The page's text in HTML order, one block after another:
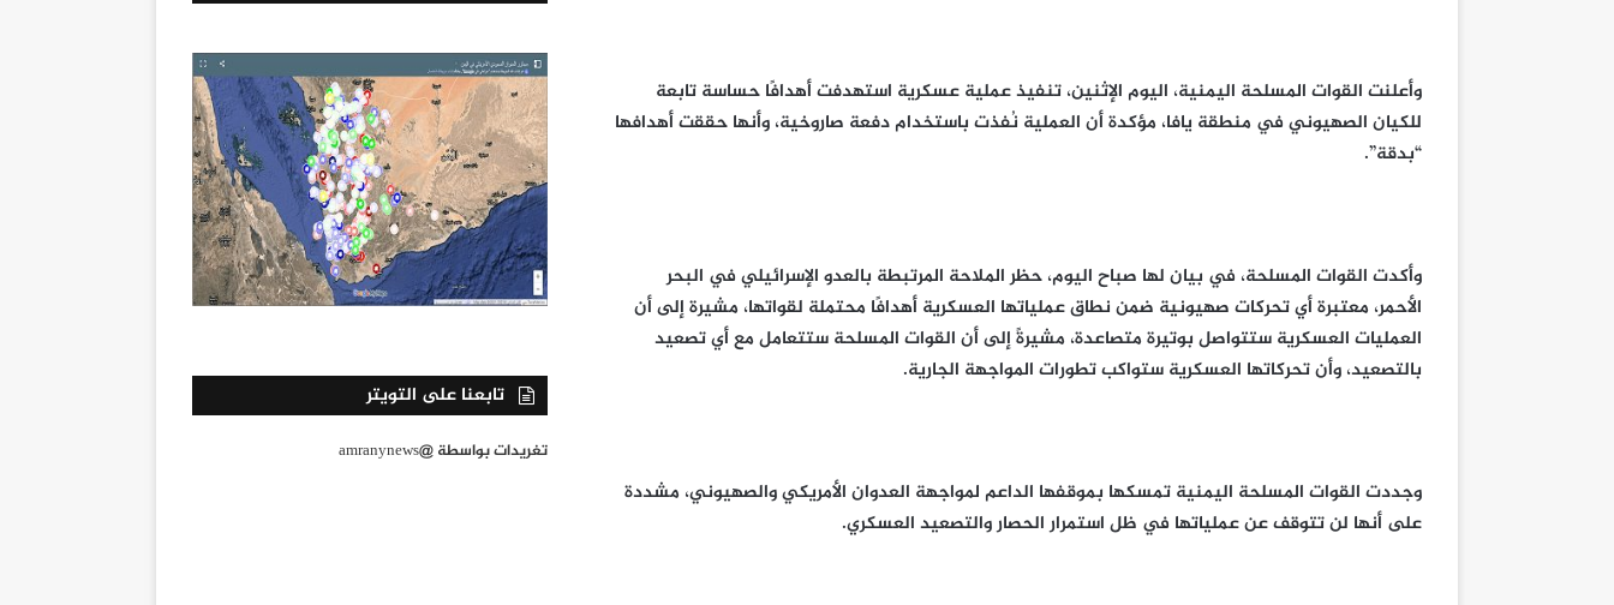
وأعلنت القوات المسلحة اليمنية، اليوم الإثنين، تنفيذ عملية عسكرية استهدفت أهدافًا حساسة تابعة
للكيان الصهيوني في منطقة يافا، مؤكدة أن العملية نُفذت باستخدام دفعة صاروخية، وأنها حققت أهدافها
“بدقة”.
وأكدت القوات المسلحة، في بيان لها صباح اليوم، حظر الملاحة المرتبطة بالعدو الإسرائيلي في البحر
الأحمر، معتبرة أي تحركات صهيونية ضمن نطاق عملياتها العسكرية أهدافًا محتملة لقواتها، مشيرة إلى أن
العمليات العسكرية ستتواصل بوتيرة متصاعدة، مشيرةً إلى أن القوات المسلحة ستتعامل مع أي تصعيد
بالتصعيد، وأن تحركاتها العسكرية ستواكب تطورات المواجهة الجارية.
وجددت القوات المسلحة اليمنية تمسكها بموقفها الداعم لمواجهة العدوان الأمريكي والصهيوني، مشددة
على أنها لن تتوقف عن عملياتها في ظل استمرار الحصار والتصعيد العسكري.
تابعنا على التويتر
تغريدات بواسطة @amranynews